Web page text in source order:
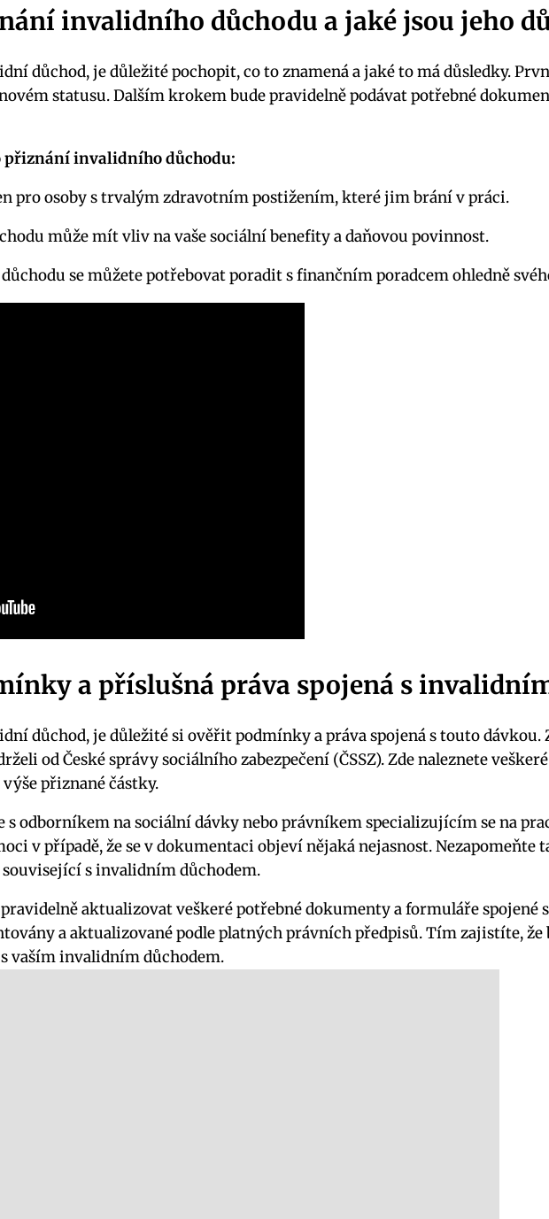
invalidního důchodu a jaké jsou jeho
důchod, je důležité pochopit, co to znamená a jaké to má důsledky.
statusu. Dalším krokem bude pravidelně podávat potřebné
přiznání invalidního důchodu:
pro osoby s trvalým zdravotním postižením, které jim brání v práci.
může mít vliv na vaše sociální benefity a daňovou povinnost.
se můžete potřebovat poradit s finančním poradcem ohledně
a příslušná práva spojená s
důchod, je důležité si ověřit podmínky a práva spojená s touto
od České správy sociálního zabezpečení (ČSSZ). Zde naleznete
přiznané částky.
odborníkem na sociální dávky nebo právníkem specializujícím se na
v případě, že se v dokumentaci objeví nějaká nejasnost.
s invalidním důchodem.
aktualizovat veškeré potřebné dokumenty a formuláře spojené
a aktualizované podle platných právních předpisů. Tím zajistíte,
vaším invalidním důchodem.